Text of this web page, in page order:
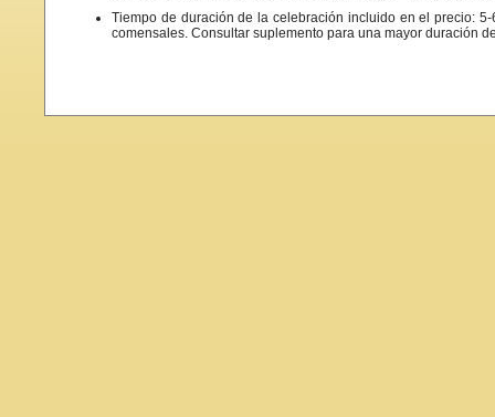
Tiempo de duración de la celebración incluido en el precio:
comensales. Consultar suplemento para una mayor duración